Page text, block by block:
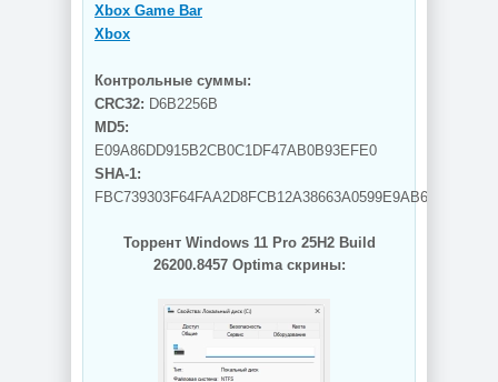
Xbox Game Bar
Xbox
Контрольные суммы:
CRC32: D6B2256B
MD5:
E09A86DD915B2CB0C1DF47AB0B93EFE0
SHA-1:
FBC739303F64FAA2D8FCB12A38663A0599E9AB61
Торрент Windows 11 Pro 25H2 Build
26200.8457 Optima скрины: